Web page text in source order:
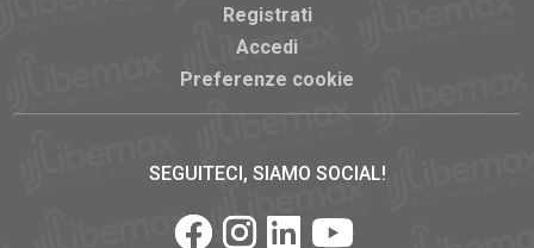
Registrati
Accedi
Preferenze cookie
SEGUITECI, SIAMO SOCIAL!